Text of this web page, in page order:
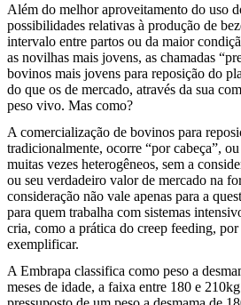
Além do melhor aproveitamento do uso
possibilidades relativas à produção de
intervalo entre partos ou da maior
as novilhas mais jovens, as chamadas
bovinos mais jovens para reposição do
do que os de mercado, através da sua
peso vivo. Mas como?
A comercialização de bovinos para
tradicionalmente, ocorre “por cabeça”,
muitas vezes heterogêneos, sem a
ou seu verdadeiro valor de mercado na
consideração não vale apenas para a
para quem trabalha com sistemas
cria, como a prática do creep feeding,
exemplificar.
A Embrapa classifica como peso a
meses de idade, a faixa entre 180 e